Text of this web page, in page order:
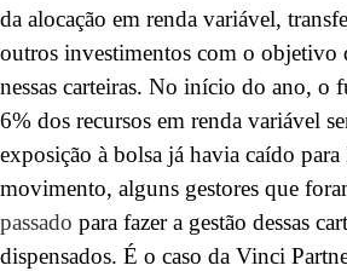
da alocação em renda variável,
outros investimentos com o objetivo
nessas carteiras. No início do ano, o
6% dos recursos em renda variável
exposição à bolsa já havia caído
movimento, alguns gestores que
passado para fazer a gestão dessas
dispensados. É o caso da Vinci